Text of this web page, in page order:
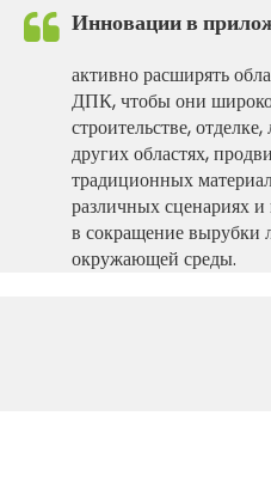
Инновации в
активно расширять
ДПК, чтобы они широко
строительстве,
других областях,
традиционных
различных сценариях
в сокращение вырубки
окружающей среды.